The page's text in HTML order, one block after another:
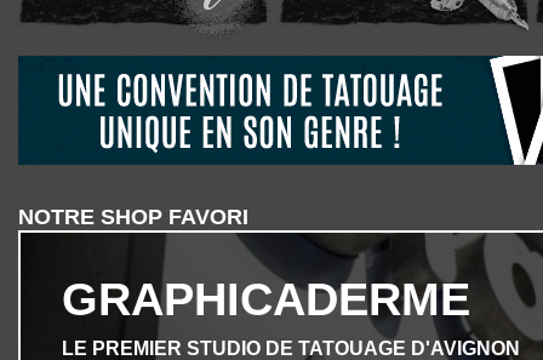
NOTRE SHOP FAVORI
GRAPHICADERME
LE PREMIER STUDIO DE TATOUAGE D'AVIGNON